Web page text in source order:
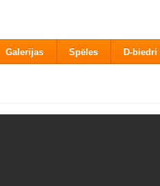
Galerijas Spēles D-biedri